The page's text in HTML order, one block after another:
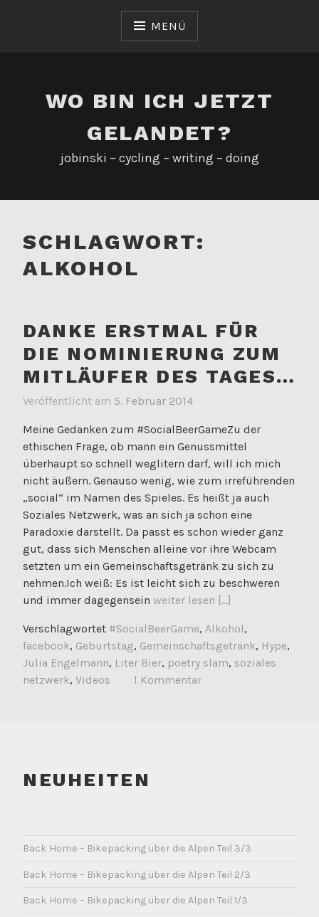
MENÜ
WO BIN ICH JETZT
GELANDET?
jobinski – cycling – writing – doing
SCHLAGWORT:
ALKOHOL
DANKE ERSTMAL FÜR
DIE NOMINIERUNG ZUM
MITLÄUFER DES TAGES…
Veröffentlicht am 5. Februar 2014
Meine Gedanken zum #SocialBeerGameZu der
ethischen Frage, ob mann ein Genussmittel
überhaupt so schnell weglitern darf, will ich mich
nicht äußern. Genauso wenig, wie zum irreführenden
„social“ im Namen des Spieles. Es heißt ja auch
Soziales Netzwerk, was an sich ja schon eine
Paradoxie darstellt. Da passt es schon wieder ganz
gut, dass sich Menschen alleine vor ihre Webcam
setzten um ein Gemeinschaftsgetränk zu sich zu
nehmen.Ich weiß: Es ist leicht sich zu beschweren
und immer dagegensein weiter lesen [...]
Verschlagwortet #SocialBeerGame, Alkohol,
facebook, Geburtstag, Gemeinschaftsgetränk, Hype,
Julia Engelmann, Liter Bier, poetry slam, soziales
netzwerk, Videos 1 Kommentar
NEUHEITEN
Back Home – Bikepacking über die Alpen Teil 3/3
Back Home – Bikepacking über die Alpen Teil 2/3
Back Home – Bikepacking über die Alpen Teil 1/3